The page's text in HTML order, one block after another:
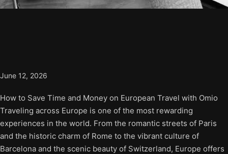
June 12, 2026
How to Save Time and Money on European Travel with Omio
Traveling across Europe is one of the most rewarding
experiences in the world. From the romantic streets of Paris
and the historic charm of Rome to the vibrant culture of
Barcelona and the scenic beauty of Switzerland, Europe offers